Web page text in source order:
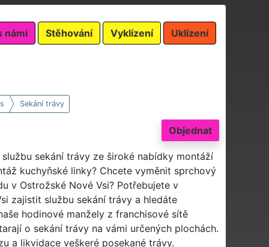
námi Stěhování Vyklízení Uklízení
Sekání trávy
Objednat
sekání trávy ze široké nabídky montáží
kuchyňské linky? Chcete vyměnit sprchový
v Ostrožské Nové Vsi? Potřebujete v
zajistit službu sekání trávy a hledáte
hodinové manžely z franchisové sítě
o sekání trávy na vámi určených plochách.
a likvidace veškeré posekané trávy.